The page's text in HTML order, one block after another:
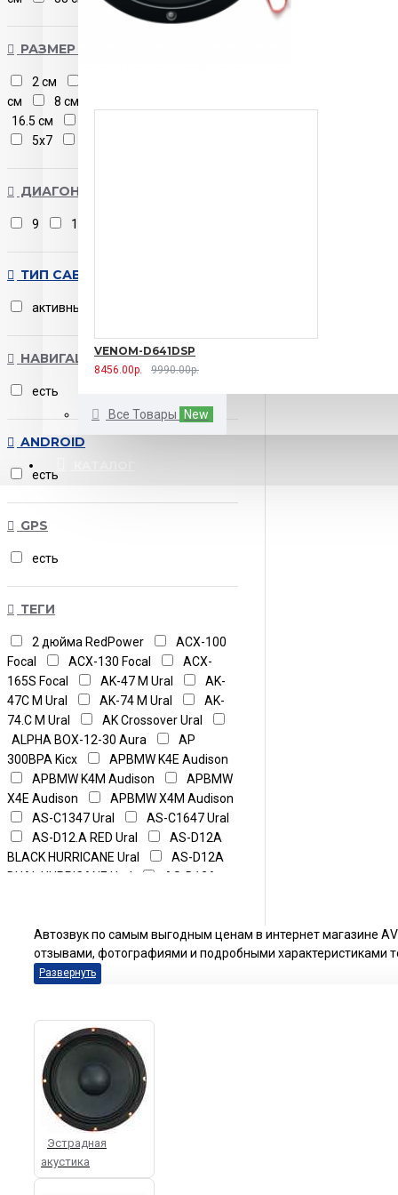
VENOM-D641DSP
8456.00р. 9990.00р.
Все Товары New
РАЗМЕР АКУСТИКИ
2 см
см
8 см
16.5 см
5х7
ДИАГОНАЛЬ ЭКРАНА
9 10
ТИП САБВУФЕРА
активный
НАВИГАЦИЯ
есть
ANDROID
есть
GPS
есть
ТЕГИ
2 дюйма RedPower
ACX-100
Focal
ACX-130 Focal
ACX-
165S Focal
AK-47 M Ural
AK-
47С M Ural
AK-74 M Ural
AK-
74.C M Ural
AK Crossover Ural
ALPHA BOX-12-30 Aura
AP
300BPA Kicx
APBMW K4E Audison
APBMW K4M Audison
APBMW
X4E Audison
APBMW X4M Audison
AS-C1347 Ural
AS-C1647 Ural
AS-D12.A RED Ural
AS-D12A
BLACK HURRICANE Ural
AS-D12A
DUAL HURRICANE Ural
AS-D12A
W30TW Ural
AS-W50M Ural
AS-W87M SQ Ural
AS-W130MB
AS-W165MB Ural
AUDITOR RCX-690 Focal
AUDITOR RSE-165 Focal
100AC Focal
Access 130-AC Focal
Access 130-AS Focal
165-AS3 Focal
Access 165AC
Access 165AS Focal
Access 570-AC Focal
690AC Focal
Автозвук по самым выгодным ценам в интернет магазине
отзывами, фотографиями и подробными характеристиками
Эстрадная
акустика